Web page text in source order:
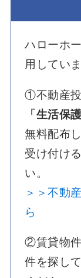
ハローホ
用していま
①不動産
「生活保
無料配布
受け付け
い。
＞＞不動
ら
②賃貸物
件を探し